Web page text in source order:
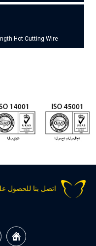
Hot Cutting Wire
اتصل بنا للحصول